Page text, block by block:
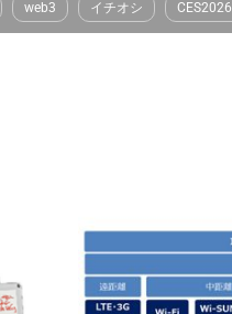
web3 イチオシ CES2026